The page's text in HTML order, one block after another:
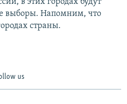
в этих городах будут
выборы. Напомним, что
страны.
us